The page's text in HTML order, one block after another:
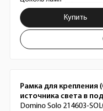
Купить
Рамка для крепления
источника света в
Domino Solo 214603-